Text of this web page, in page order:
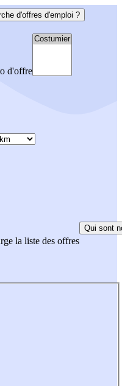
d'offres d'emploi ?
d'offre
la liste des offres
Qui sont